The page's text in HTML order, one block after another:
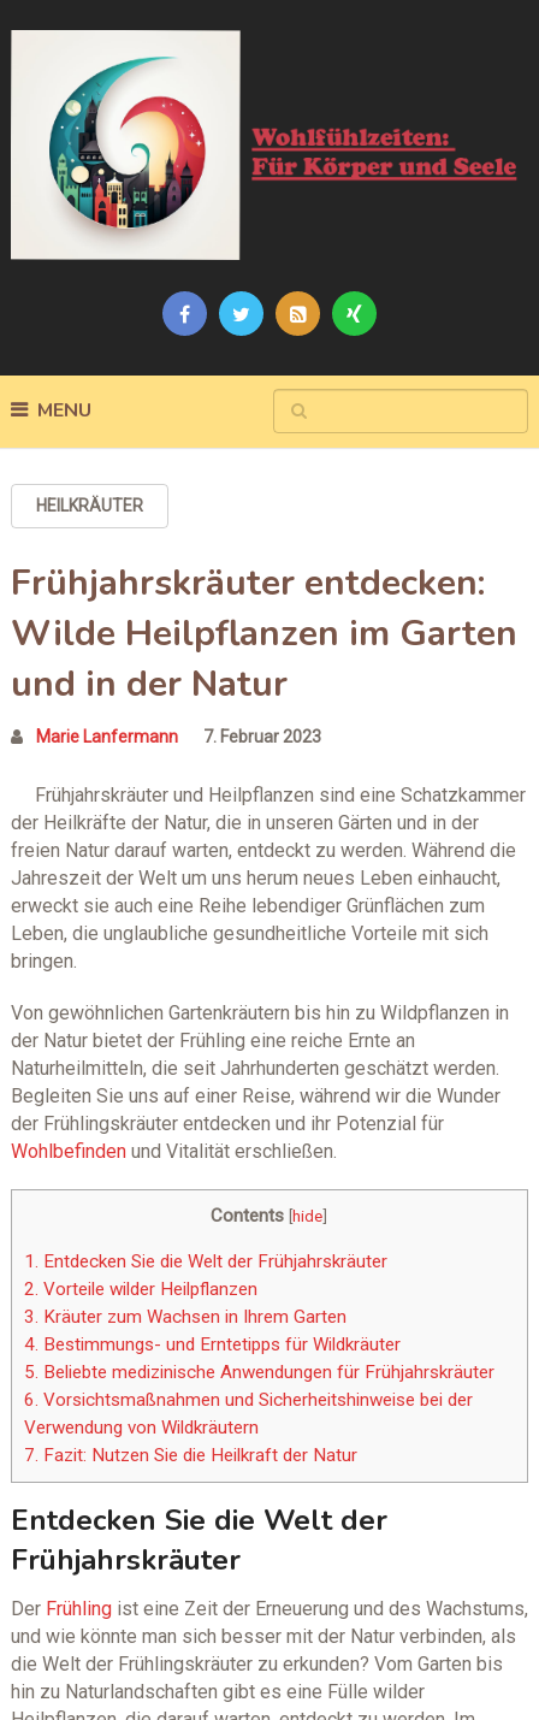
MENU
HEILKRÄUTER
Frühjahrskräuter entdecken:
Wilde Heilpflanzen im Garten
und in der Natur
Marie Lanfermann 7. Februar 2023
Frühjahrskräuter und Heilpflanzen sind eine Schatzkammer
der Heilkräfte der Natur, die in unseren Gärten und in der
freien Natur darauf warten, entdeckt zu werden. Während die
Jahreszeit der Welt um uns herum neues Leben einhaucht,
erweckt sie auch eine Reihe lebendiger Grünflächen zum
Leben, die unglaubliche gesundheitliche Vorteile mit sich
bringen.
Von gewöhnlichen Gartenkräutern bis hin zu Wildpflanzen in
der Natur bietet der Frühling eine reiche Ernte an
Naturheilmitteln, die seit Jahrhunderten geschätzt werden.
Begleiten Sie uns auf einer Reise, während wir die Wunder
der Frühlingskräuter entdecken und ihr Potenzial für
Wohlbefindenund Vitalität erschließen.
Contents [hide]
1. Entdecken Sie die Welt der Frühjahrskräuter
2. Vorteile wilder Heilpflanzen
3. Kräuter zum Wachsen in Ihrem Garten
4. Bestimmungs- und Erntetipps für Wildkräuter
5. Beliebte medizinische Anwendungen für Frühjahrskräuter
6. Vorsichtsmaßnahmen und Sicherheitshinweise bei der
Verwendung von Wildkräutern
7. Fazit: Nutzen Sie die Heilkraft der Natur
Entdecken Sie die Welt der
Frühjahrskräuter
Der Frühlingist eine Zeit der Erneuerung und des Wachstums,
und wie könnte man sich besser mit der Natur verbinden, als
die Welt der Frühlingskräuter zu erkunden? Vom Garten bis
hin zu Naturlandschaften gibt es eine Fülle wilder